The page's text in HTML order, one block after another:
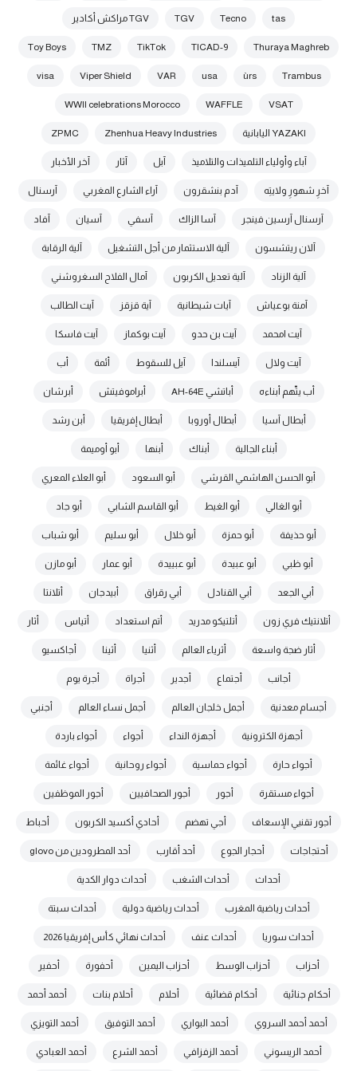
tas
Tecno
TGV TGV مراكش أكادير
Thuraya Maghreb
TICAD-9
TikTok
TMZ
Toy Boys
Trambus
ùrs
usa
VAR
Viper Shield
visa
VSAT
WAFFLE
WWII celebrations Morocco
YAZAKI اليابانية Zhenhua Heavy Industries
ZPMC
آباء وأولياء التلميذات والتلاميذ آبل آثار آخر الأخبار
آخرِ شهورِ ولايتِه آدم بنشقرون آراء الشارع المغربي آرسنال
آرسنال آرسين فينجر آسا الزاك آسفي آسيان آفاد
آلان ريتشسون آلية الاستثمار من أجل التشغيل آلية الرقابة
آلية الزناد آلية تعديل الكربون آمال الفلاح السغروشني
آمنة بوعياش آيات شيطانية آية قزقز آيت الطالب
آيت امحمد آيت بن حدو آيت بوكماز آيت فاسكا
آيت ولال آيسلندا آيل للسقوط أئمة أب
أب يتّهم أبناءه أباتشي AH-64E أبراموفيتش أبرشان
أبطال آسيا أبطال أوروبا أبطال إفريقيا أبن رشد
أبناء الجالية أبناك أبنها أبو أوميمة
أبو الحسن الهاشمي القرشي أبو السعود أبو العلاء المعري
أبو الغالي أبو الغيط أبو القاسم الشابي أبو جاد
أبو حذيفة أبو حمزة أبو خلال أبو سليم أبو شباب
أبو ظبي أبو عبيدة أبو عبييدة أبو عمار أبو مازن
أبي الجعد أبي القنادل أبي رقراق أبيدجان أتلانتا
أتلانتيك فري زون أتلتيكو مدريد أتم استعداد أتياس أثار
أثار ضجة واسعة أثرياء العالم أثنيا أثينا أجاكسيو
أجانب أجتماع أجدير أجراة أجرة يوم
أجسام معدنية أجمل خلجان العالم أجمل نساء العالم أجنبي
أجهزة الكترونية أجهزة النداء أجواء أجواء باردة
أجواء حارة أجواء حماسية أجواء روحانية أجواء غائمة
أجواء مستقرة أجور أجور الصحافيين أجور الموظفين
أجور تقنيي الإسعاف أجي تهضم أحادي أكسيد الكربون أحباط
أحتجاجات أحجار الجوع أحد أقارب أحد المطرودين من glovo
أحداث أحداث الشغب أحداث دوار الكدية
أحداث رياضية المغرب أحداث رياضية دولية أحداث سبتة
أحداث سوريا أحداث عنف أحداث نهائي كأس إفريقيا 2026
أحزاب أحزاب الوسط أحزاب اليمين أحفورة أحفير
أحكام جنائية أحكام قضائية أحلام أحلام بنات أحمد أحمد
أحمد أحمد السروي أحمد البواري أحمد التوفيق أحمد التويزي
أحمد الريسوني أحمد الزفزافي أحمد الشرع أحمد العبادي